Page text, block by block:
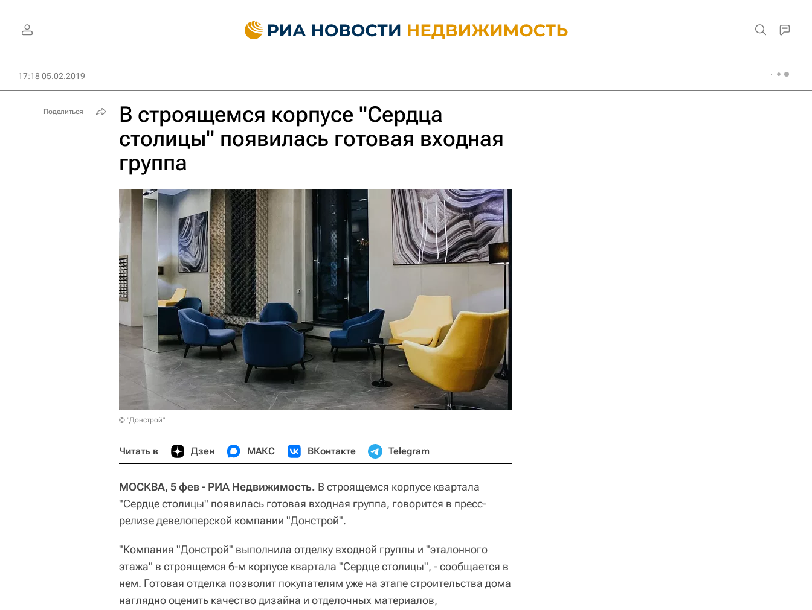
17:18 05.02.2019
В строящемся корпусе "Сердца
столицы" появилась готовая входная
группа
© "Донстрой"
Читать в Дзен МАКС ВКонтакте Telegram
МОСКВА, 5 фев - РИА Недвижимость. В строящемся корпусе квартала
"Сердце столицы" появилась готовая входная группа, говорится в пресс-
релизе девелоперской компании "Донстрой".
"Компания "Донстрой" выполнила отделку входной группы и "эталонного
этажа" в строящемся 6-м корпусе квартала "Сердце столицы", - сообщается в
нем. Готовая отделка позволит покупателям уже на этапе строительства дома
наглядно оценить качество дизайна и отделочных материалов,
Поделиться